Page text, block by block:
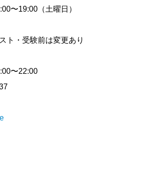
（土曜日）
ト・受験前は変更あり
〜22:00